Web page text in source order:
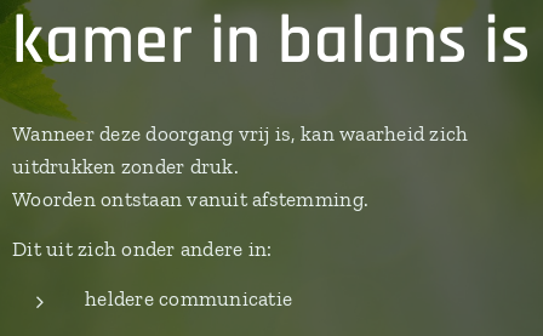
kamer in balans is
Wanneer deze doorgang vrij is, kan waarheid zich
uitdrukken zonder druk.
Woorden ontstaan vanuit afstemming.
Dit uit zich onder andere in:
heldere communicatie